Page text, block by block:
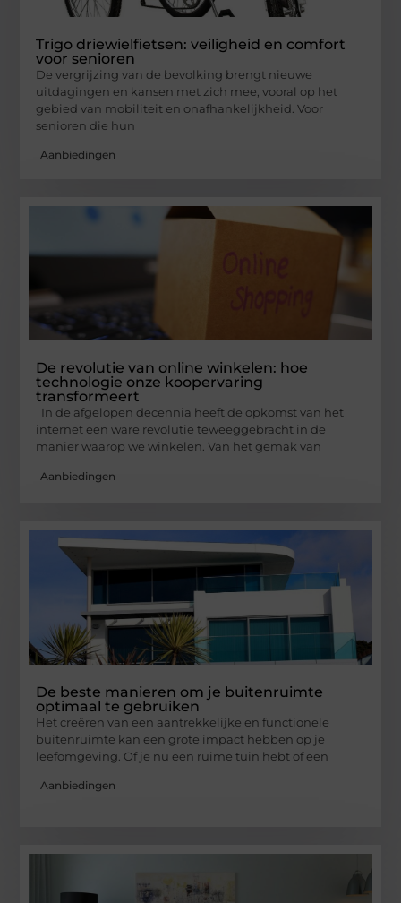
Trigo driewielfietsen: veiligheid en comfort
voor senioren
De vergrijzing van de bevolking brengt nieuwe
uitdagingen en kansen met zich mee, vooral op het
gebied van mobiliteit en onafhankelijkheid. Voor
senioren die hun
Aanbiedingen
De revolutie van online winkelen: hoe
technologie onze koopervaring
transformeert
In de afgelopen decennia heeft de opkomst van het
internet een ware revolutie teweeggebracht in de
manier waarop we winkelen. Van het gemak van
Aanbiedingen
De beste manieren om je buitenruimte
optimaal te gebruiken
Het creëren van een aantrekkelijke en functionele
buitenruimte kan een grote impact hebben op je
leefomgeving. Of je nu een ruime tuin hebt of een
Aanbiedingen